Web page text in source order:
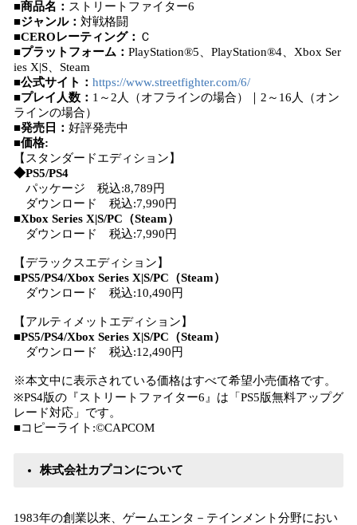
■商品名： ストリートファイター6
■ジャンル： 対戦格闘
■CEROレーティング： Ｃ
■プラットフォーム： PlayStation®5、PlayStation®4、Xbox Ser
ies X|S、Steam
■公式サイト： https://www.streetfighter.com/6/
■プレイ人数： 1～2人（オフラインの場合）｜2～16人（オン
ラインの場合）
■発売日： 好評発売中
■価格:
【スタンダードエディション】
◆PS5/PS4
パッケージ 税込:8,789円
ダウンロード 税込:7,990円
■Xbox Series X|S/PC（Steam）
ダウンロード 税込:7,990円
【デラックスエディション】
■PS5/PS4/Xbox Series X|S/PC（Steam）
ダウンロード 税込:10,490円
【アルティメットエディション】
■PS5/PS4/Xbox Series X|S/PC（Steam）
ダウンロード 税込:12,490円
※本文中に表示されている価格はすべて希望小売価格です。
※PS4版の『ストリートファイター6』は「PS5版無料アップグ
レード対応」です。
■コピーライト:©CAPCOM
株式会社カプコンについて
1983年の創業以来、ゲームエンタ－テインメント分野におい